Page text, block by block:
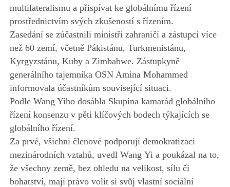
multilateralismu a přispívat ke globálnímu řízení
prostřednictvím svých zkušeností s řízením.
Zasedání se zúčastnili ministři zahraničí a zástupci více
než 60 zemí, včetně Pákistánu, Turkmenistánu,
Kyrgyzstánu, Kuby a Zimbabwe. Zástupkyně
generálního tajemníka OSN Amina Mohammed
informovala účastníkům související situaci.
Podle Wang Yiho dosáhla Skupina kamarád globálního
řízení konsenzu v pěti klíčových bodech týkajících se
globálního řízení.
Za prvé, všichni členové podporují demokratizaci
mezinárodních vztahů, uvedl Wang Yi a poukázal na to,
že všechny země, bez ohledu na velikost, sílu či
bohatství, mají právo volit si svůj vlastní sociální